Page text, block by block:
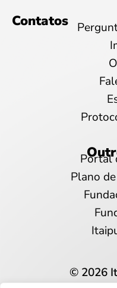
Contatos
Portal
Plano
© 2026